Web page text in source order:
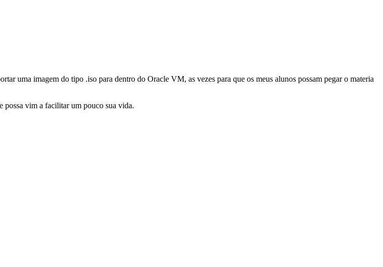
uma imagem do tipo .iso para dentro do Oracle VM, as vezes para que os meus alunos possam pegar o materia
vim a facilitar um pouco sua vida.